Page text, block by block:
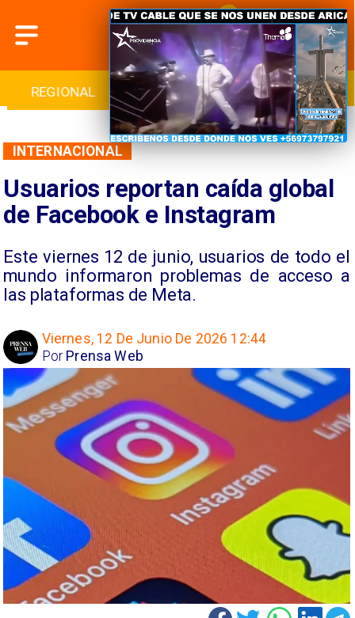
INTERNACIONAL DEPORTES CULTURA
Usuarios reportan caída global
de Facebook e Instagram
Este viernes 12 de junio, usuarios de todo el
mundo informaron problemas de acceso a
las plataformas de Meta.
INTERNACIONAL
Viernes, 12 De Junio De 2026 12:44
Prensa Web
Por